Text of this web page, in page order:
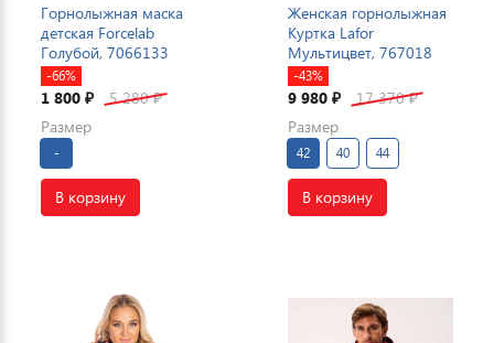
Горнолыжная маска
детская Forcelab
Голубой, 7066133
-66%
1 800 ₽ 5 280₽
Размер
-
В корзину
Женская горнолыжная
Куртка Lafor
Мультицвет, 767018
-43%
9 980 ₽ 17 370₽
Размер
42 40 44
В корзину